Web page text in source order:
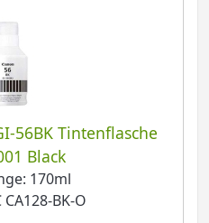
56BK Tintenflasche
Black
170ml
BK-O